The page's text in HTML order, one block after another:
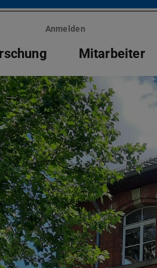
Anmelden
Mitarbeiter